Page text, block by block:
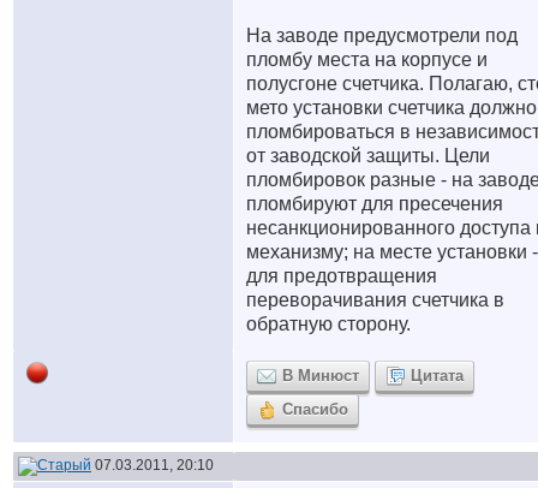
На заводе предусмотрели под
пломбу места на корпусе и
полусгоне счетчика. Полагаю,
мето установки счетчика должно
пломбироваться в
от заводской защиты. Цели
пломбировок разные - на
пломбируют для пресечения
несанкционированного доступа
механизму; на месте установки -
для предотвращения
переворачивания счетчика в
обратную сторону.
В Минюст
Цитата
Спасибо
07.03.2011, 20:10